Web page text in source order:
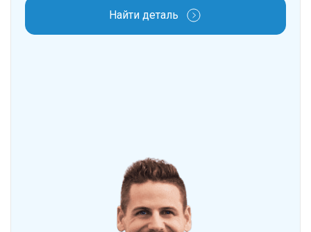
Найти деталь